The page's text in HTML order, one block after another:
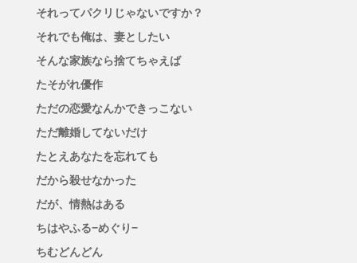
それってパクリじゃないですか？
それでも俺は、妻としたい
そんな家族なら捨てちゃえば
たそがれ優作
ただの恋愛なんかできっこない
ただ離婚してないだけ
たとえあなたを忘れても
だから殺せなかった
だが、情熱はある
ちはやふる−めぐり−
ちむどんどん